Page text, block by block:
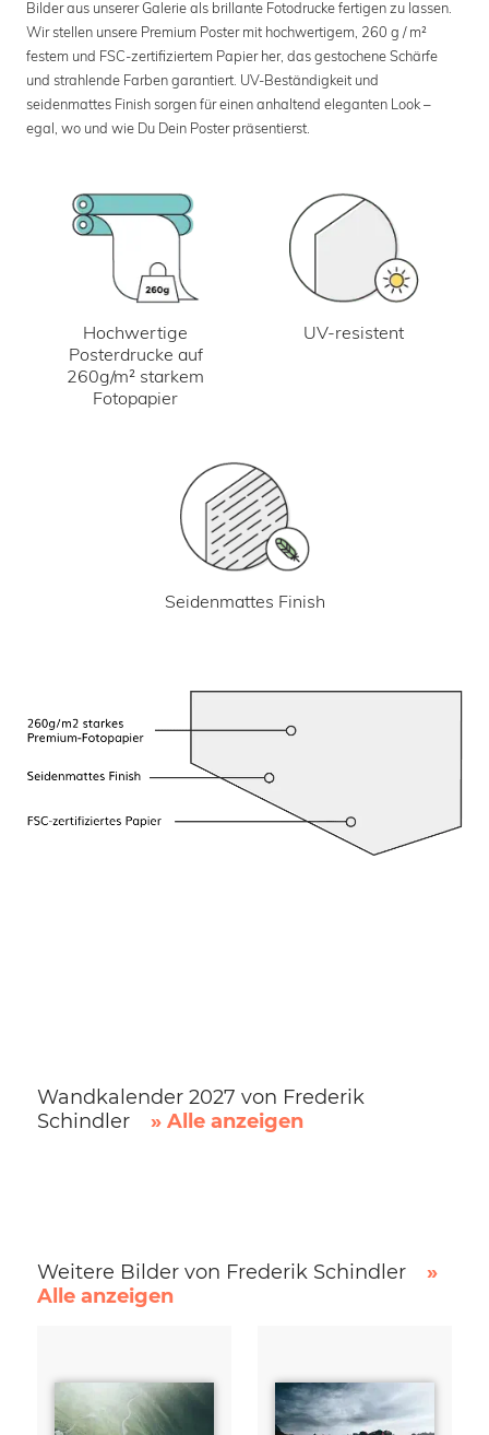
Bilder aus unserer Galerie als brillante Fotodrucke fertigen zu lassen.
Wir stellen unsere Premium Poster mit hochwertigem, 260 g / m²
festem und FSC-zertifiziertem Papier her, das gestochene Schärfe
und strahlende Farben garantiert. UV-Beständigkeit und
seidenmattes Finish sorgen für einen anhaltend eleganten Look –
egal, wo und wie Du Dein Poster präsentierst.
Hochwertige
Posterdrucke auf
260g/m² starkem
Fotopapier
UV-resistent
Seidenmattes Finish
Wandkalender 2027 von Frederik
Schindler
» Alle anzeigen
Weitere Bilder von Frederik Schindler
»
Alle anzeigen